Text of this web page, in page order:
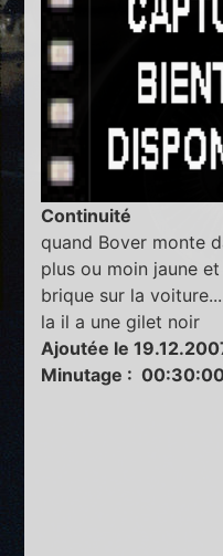
Continuité
quand Bover monte
plus ou moin jaune
brique sur la
la il a une gilet noir
Ajoutée le
Minutage :